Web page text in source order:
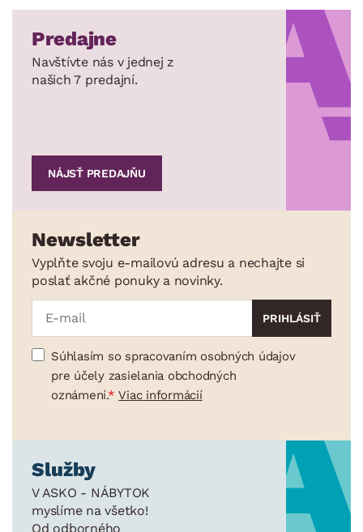
Predajne
Navštívte nás v jednej z
našich 7 predajní.
NÁJSŤ PREDAJŇU
Newsletter
Vyplňte svoju e-mailovú adresu a nechajte si
poslať akčné ponuky a novinky.
Súhlasím so spracovaním osobných údajov
pre účely zasielania obchodných
oznámení.
Viac informácií
Služby
V ASKO - NÁBYTOK
myslíme na všetko!
Od odborného